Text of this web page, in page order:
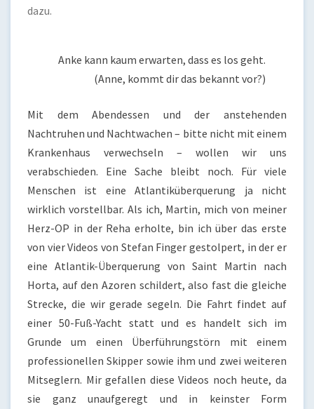
dazu.
Anke kann kaum erwarten, dass es los geht.
(Anne, kommt dir das bekannt vor?)
Mit dem Abendessen und der anstehenden
Nachtruhen und Nachtwachen – bitte nicht mit einem
Krankenhaus verwechseln – wollen wir uns
verabschieden. Eine Sache bleibt noch. Für viele
Menschen ist eine Atlantiküberquerung ja nicht
wirklich vorstellbar. Als ich, Martin, mich von meiner
Herz-OP in der Reha erholte, bin ich über das erste
von vier Videos von Stefan Finger gestolpert, in der er
eine Atlantik-Überquerung von Saint Martin nach
Horta, auf den Azoren schildert, also fast die gleiche
Strecke, die wir gerade segeln. Die Fahrt findet auf
einer 50-Fuß-Yacht statt und es handelt sich im
Grunde um einen Überführungstörn mit einem
professionellen Skipper sowie ihm und zwei weiteren
Mitseglern. Mir gefallen diese Videos noch heute, da
sie ganz unaufgeregt und in keinster Form